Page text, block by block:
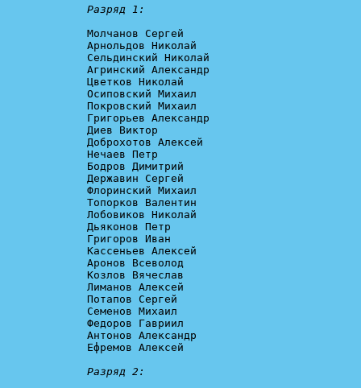
Разряд 1:
Молчанов Сергей
Арнольдов Николай
Сельдинский Николай
Агринский Александр
Цветков Николай
Осиповский Михаил
Покровский Михаил
Григорьев Александр
Диев Виктор
Доброхотов Алексей
Нечаев Петр
Бодров Димитрий
Державин Сергей
Флоринский Михаил
Топорков Валентин
Лобовиков Николай
Дьяконов Петр
Григоров Иван
Кассеньев Алексей
Аронов Всеволод
Козлов Вячеслав
Лиманов Алексей
Потапов Сергей
Семенов Михаил
Федоров Гавриил
Антонов Александр
Ефремов Алексей
Разряд 2: